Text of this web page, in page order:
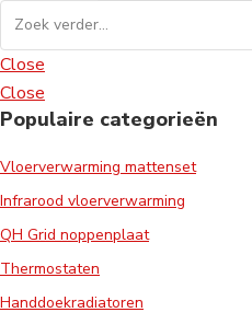
Close
Close
Populaire categorieën
Vloerverwarming mattenset
Infrarood vloerverwarming
QH Grid noppenplaat
Thermostaten
Handdoekradiatoren